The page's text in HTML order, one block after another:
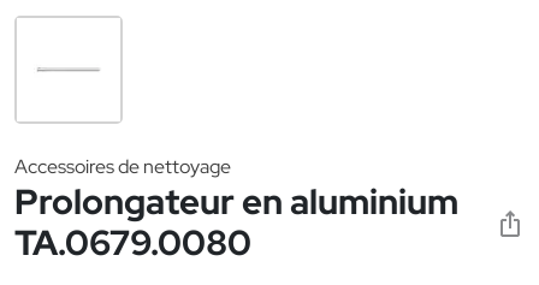
Accessoires de nettoyage
Prolongateur en aluminium
TA.0679.0080